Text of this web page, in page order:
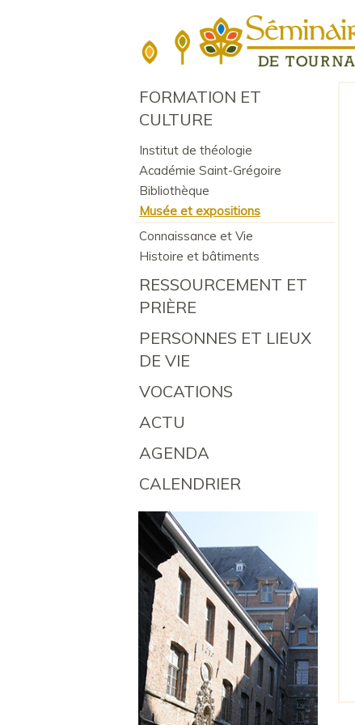
FORMATION ET
CULTURE
Institut de théologie
Académie Saint-Grégoire
Bibliothèque
Musée et expositions
Connaissance et Vie
Histoire et bâtiments
RESSOURCEMENT ET
PRIÈRE
PERSONNES ET LIEUX
DE VIE
VOCATIONS
ACTU
AGENDA
CALENDRIER